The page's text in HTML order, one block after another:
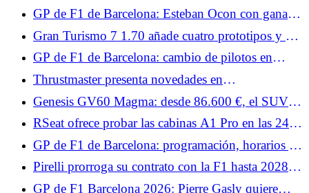
GP de F1 de Barcelona: Esteban Ocon con ganas
de volver a terrenos conocidos
Gran Turismo 7 1.70 añade cuatro prototipos y un
coche de seguridad para las 24 Horas de Le Mans.
GP de F1 de Barcelona: cambio de pilotos en
Williams y Cadillac el viernes
Thrustmaster presenta novedades en
FlightSimExpo 2026.
Genesis GV60 Magma: desde 86.600 €, el SUV
deportivo eléctrico llega a Francia
RSeat ofrece probar las cabinas A1 Pro en las 24
Horas de Le Mans, promos y BDH Active Shifter.
GP de F1 de Barcelona: programación, horarios y
canales de TV para el fin de semana, ¿Kimi
Antonelli sigue imbatible?
Pirelli prorroga su contrato con la F1 hasta 2028:
apuesta por la estabilidad
GP de F1 Barcelona 2026: Pierre Gasly quiere